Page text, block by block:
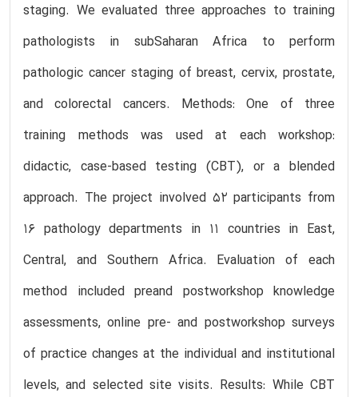
staging. We evaluated three approaches to training
pathologists in subSaharan Africa to perform
pathologic cancer staging of breast, cervix, prostate,
and colorectal cancers. Methods: One of three
training methods was used at each workshop:
didactic, case-based testing (CBT), or a blended
approach. The project involved 52 participants from
16 pathology departments in 11 countries in East,
Central, and Southern Africa. Evaluation of each
method included preand postworkshop knowledge
assessments, online pre- and postworkshop surveys
of practice changes at the individual and institutional
levels, and selected site visits. Results: While CBT